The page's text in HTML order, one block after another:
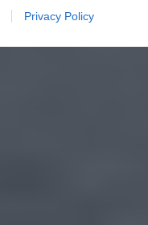
Privacy Policy